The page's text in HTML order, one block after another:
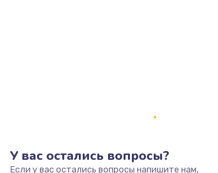
У вас остались вопросы?
Если у вас остались вопросы напишите нам,